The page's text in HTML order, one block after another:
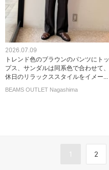
2026.07.09
トレンド色のブラウンのパンツにトッ
プス、サンダルは同系色で合わせて、
休日のリラックススタイルをイメー...
BEAMS OUTLET Nagashima
1 2